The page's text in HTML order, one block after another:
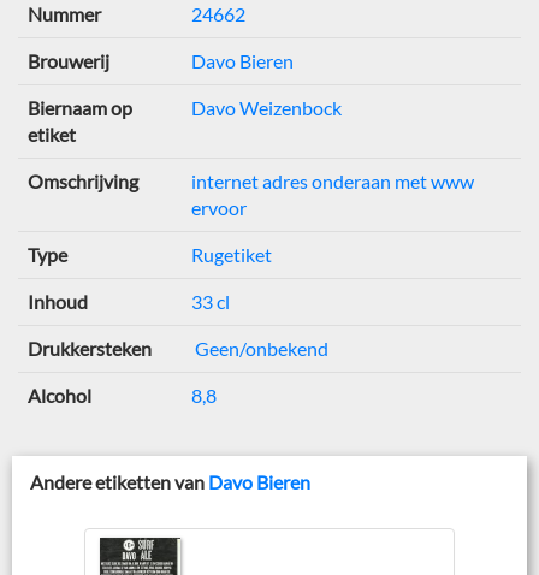
Nummer
24662
Brouwerij Davo Bieren
Biernaam op
etiket
Davo Weizenbock
Omschrijving
internet adres onderaan met www
ervoor
Type Rugetiket
Inhoud 33 cl
Drukkersteken Geen/onbekend
Alcohol 8,8
Andere etiketten van Davo Bieren